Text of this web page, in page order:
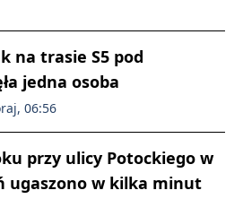
na trasie S5 pod
jedna osoba
06:56
przy ulicy Potockiego w
ugaszono w kilka minut